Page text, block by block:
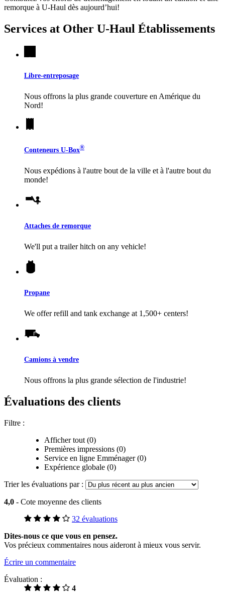
remorque à U-Haul dès aujourd’hui!
Services at Other U-Haul Établissements
Libre-entreposage
Nous offrons la plus grande couverture en Amérique du
Nord!
Conteneurs U-Box®
Nous expédions à l'autre bout de la ville et à l'autre bout du
monde!
Attaches de remorque
We'll put a trailer hitch on any vehicle!
Propane
We offer refill and tank exchange at 1,500+ centers!
Camions à vendre
Nous offrons la plus grande sélection de l'industrie!
Évaluations des clients
Filtre :
Afficher tout (0)
Premières impressions (0)
Service en ligne Emménager (0)
Expérience globale (0)
Trier les évaluations par :
4,0 - Cote moyenne des clients
32 évaluations
Dites-nous ce que vous en pensez.
Vos précieux commentaires nous aideront à mieux vous servir.
Écrire un commentaire
Évaluation :
4